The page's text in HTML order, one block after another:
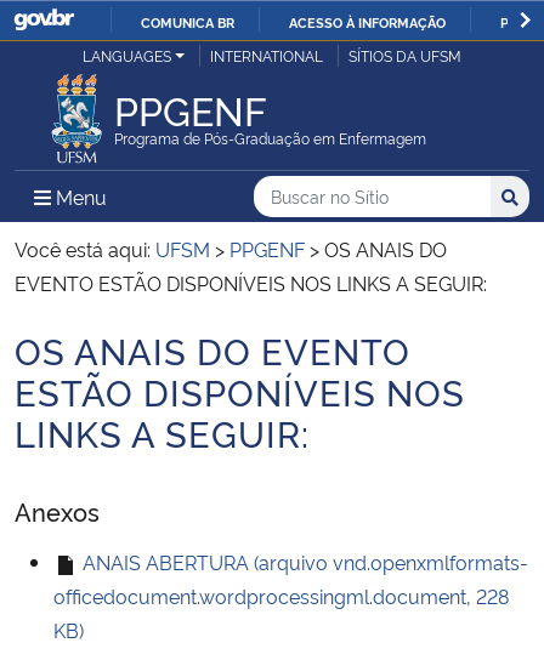
IR
COMUNICA BR ACESSO À INFORMAÇÃO
Ministério da Justiça e Segurança Pública
Ministério da Defesa
Ministério das Relações Exteriores
Ministério da Infraestrutura
Ministério da Agricultura, Pecuária e Abastecimento
Ministério da Educação
Ministério da Cidadania
Ministério da Saúde
LANGUAGES INTERNATIONAL SÍTIOS DA UFSM
PPGENF
Programa de Pós-Graduação em Enfermagem
Menu Menu Principal do Sítio
Busca
Buscar no no Sítio
Busca:
Você está aqui: UFSM > PPGENF >OS ANAIS DO
EVENTO ESTÃO DISPONÍVEIS NOS LINKS A SEGUIR:
Início do conteúdo
OS ANAIS DO EVENTO
ESTÃO DISPONÍVEIS NOS
LINKS A SEGUIR:
Anexos
ANAIS ABERTURA (arquivo vnd.openxmlformats-
officedocument.wordprocessingml.document, 228
KB)